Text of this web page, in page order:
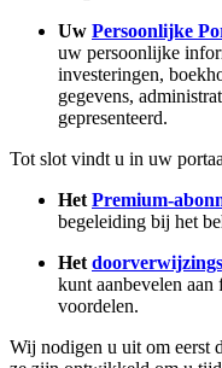
Uw Persoonlijke
uw persoonlijke
investeringen,
gegevens,
gepresenteerd.
Tot slot vindt u in uw
HetPremium-
begeleiding bij het
Het
kunt aanbevelen
voordelen.
Wij nodigen u uit om eerst